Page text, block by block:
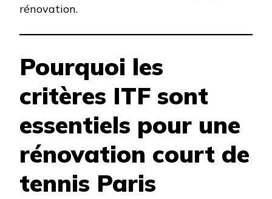
rénovation.
Pourquoi les
critères ITF sont
essentiels pour une
rénovation court de
tennis Paris